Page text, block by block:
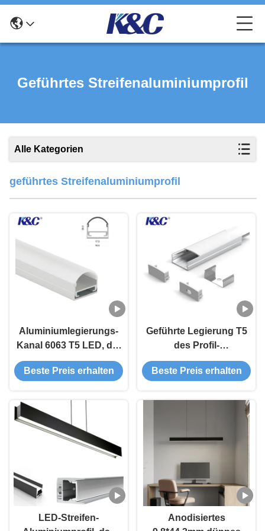
Geführtes Streifenaluminiumprofil
Alle Kategorien
geführtes Streifenaluminiumprofil
Aluminiumlegierungs-
Kanal 6063 T5 LED, der
17mm PWB-Breite
sandstrahlt
Beste Preis erhalten
Geführte Legierung T5
des Profil-
Aluminiumverdrängungs-
Kanal-6063 anodisierte
Beste Preis erhalten
LED-Streifen-
Anodisiertes